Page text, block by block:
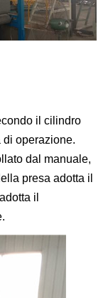
il cilindro
operazione.
dal manuale,
presa adotta il
il